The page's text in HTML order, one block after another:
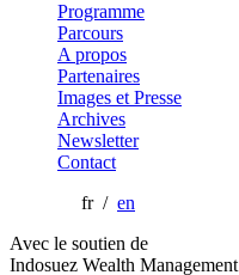
Programme
Parcours
A propos
Partenaires
Images et Presse
Archives
Newsletter
Contact
fr / en
Avec le soutien de
Indosuez Wealth Management